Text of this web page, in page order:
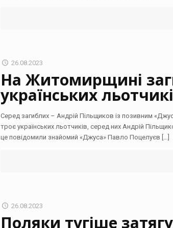
26.08.2023
На Житомирщині
українських
Серед загиблих – Андрій Пільщиков із позивним
троє українських льотчиків, серед них Андрій
це повідомили знайомий «Джуса» Павло Поцелуєв […]
26.08.2023
Поляки тугіше